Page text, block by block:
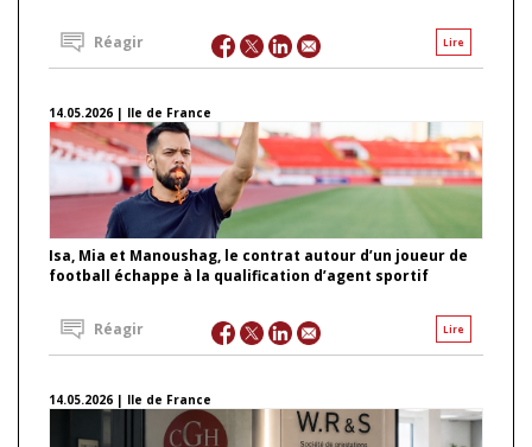
Lire
Réagir
14.05.2026 | Ile de France
Isa, Mia et Manoushag, le contrat autour d’un joueur de
football échappe à la qualification d’agent sportif
Lire
Réagir
14.05.2026 | Ile de France